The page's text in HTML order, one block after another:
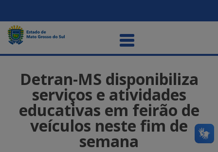
Detran-MS disponibiliza
serviços e atividades
educativas em feirão de
veículos neste fim de
semana